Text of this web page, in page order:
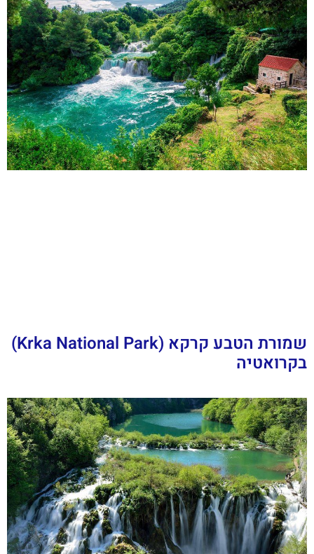
שמורת הטבע קרקא (Krka National Park)
בקרואטיה